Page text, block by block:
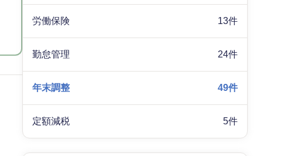
労働保険 13件
勤怠管理 24件
年末調整 49件
定額減税 5件